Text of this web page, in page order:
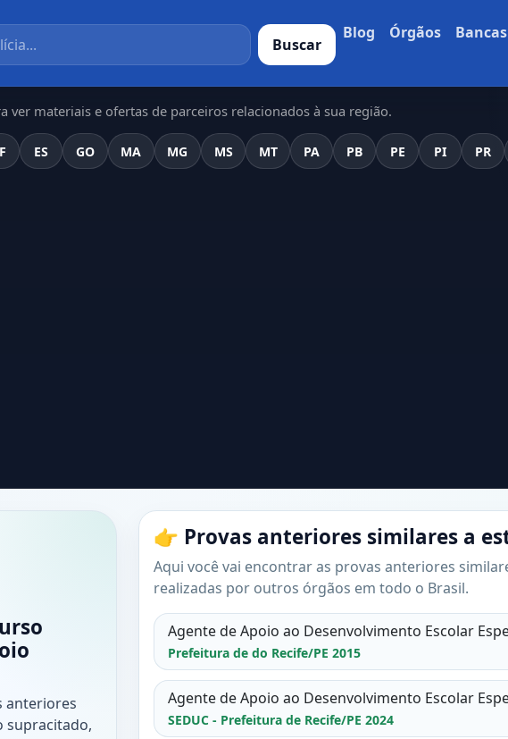
Buscar
Blog Órgãos Bancas
ver materiais e ofertas de parceiros relacionados à sua região.
ES GO MA MG MS MT PA PB PE PI PR
anteriores
supracitado,
👉 Provas anteriores similares a
Aqui você vai encontrar as provas anteriores
realizadas por outros órgãos em todo o Brasil.
Agente de Apoio ao Desenvolvimento Escolar
Prefeitura de do Recife/PE 2015
Agente de Apoio ao Desenvolvimento Escolar
SEDUC - Prefeitura de Recife/PE 2024